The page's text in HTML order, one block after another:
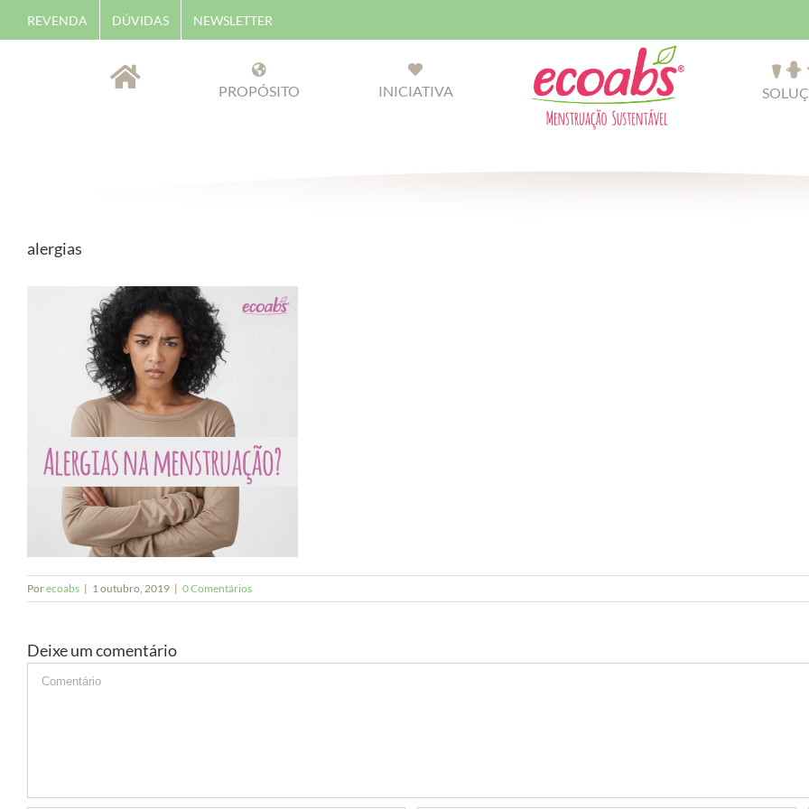
REVENDA DÚVIDAS NEWSLETTER
PROPÓSITO INICIATIVA
alergias
Porecoabs | 1 outubro, 2019 | 0 Comentários
Deixe um comentário
Comment